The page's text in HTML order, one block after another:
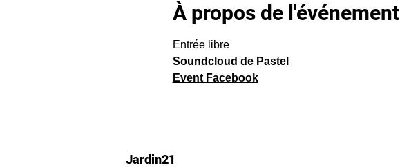
À propos de l'événement
Entrée libre
Soundcloud de Pastel
Event Facebook
Jardin21